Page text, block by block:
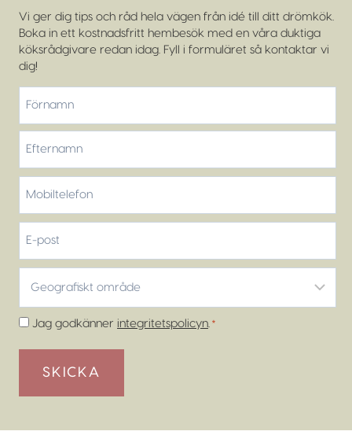
Vi ger dig tips och råd hela vägen från idé till ditt drömkök.
Boka in ett kostnadsfritt hembesök med en våra duktiga
köksrådgivare redan idag. Fyll i formuläret så kontaktar vi
dig!
Förnamn
Efternamn
post
område
*
Samtycke
Jag godkänner integritetspolicyn *